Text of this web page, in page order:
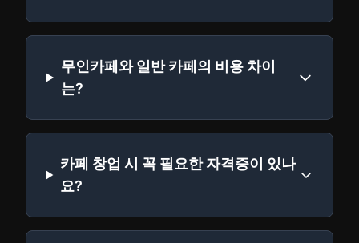
무인카페와 일반 카페의 비용 차이
는?
카페 창업 시 꼭 필요한 자격증이 있나
요?